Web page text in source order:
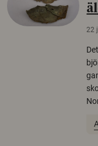
22